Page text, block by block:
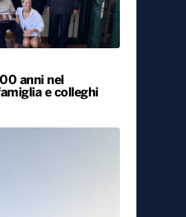
anni nel
e colleghi